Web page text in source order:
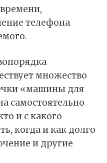
телефона
множество
«машины для
самостоятельно
и с какого
когда и как долго
и другие